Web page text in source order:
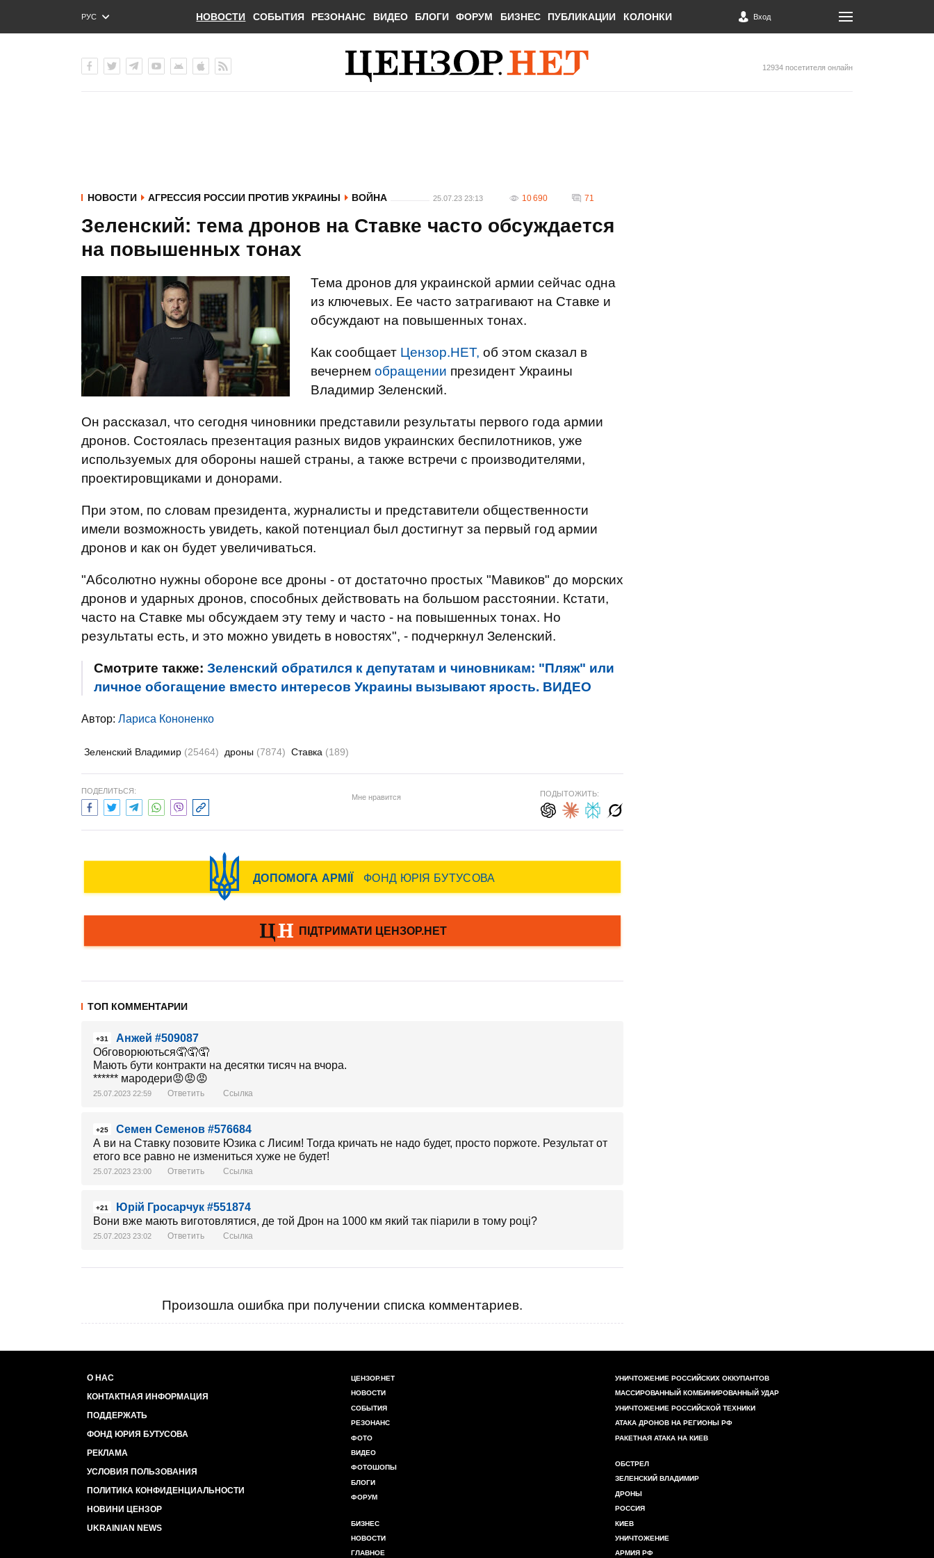
РУС
ENG
НОВОСТИ СОБЫТИЯ РЕЗОНАНС ВИДЕО БЛОГИ ФОРУМ БИЗНЕС ПУБЛИКАЦИИ КОЛОНКИ Вход
12934 посетителя онлайн
НОВОСТИ АГРЕССИЯ РОССИИ ПРОТИВ УКРАИНЫ ВОЙНА 25.07.23 23:13 10 690 71
Зеленский: тема дронов на Ставке часто обсуждается
на повышенных тонах
Тема дронов для украинской армии сейчас одна
из ключевых. Ее часто затрагивают на Ставке и
обсуждают на повышенных тонах.
Как сообщает Цензор.НЕТ, об этом сказал в
вечернем обращении президент Украины
Владимир Зеленский.
Он рассказал, что сегодня чиновники представили результаты первого года армии
дронов. Состоялась презентация разных видов украинских беспилотников, уже
используемых для обороны нашей страны, а также встречи с производителями,
проектировщиками и донорами.
При этом, по словам президента, журналисты и представители общественности
имели возможность увидеть, какой потенциал был достигнут за первый год армии
дронов и как он будет увеличиваться.
"Абсолютно нужны обороне все дроны - от достаточно простых "Мавиков" до морских
дронов и ударных дронов, способных действовать на большом расстоянии. Кстати,
часто на Ставке мы обсуждаем эту тему и часто - на повышенных тонах. Но
результаты есть, и это можно увидеть в новостях", - подчеркнул Зеленский.
Смотрите также: Зеленский обратился к депутатам и чиновникам: "Пляж" или
личное обогащение вместо интересов Украины вызывают ярость. ВИДЕО
Автор: Лариса Кононенко
Зеленский Владимир (25464) дроны (7874) Ставка (189)
ПОДЕЛИТЬСЯ:
Мне нравится ПОДЫТОЖИТЬ:
ТОП КОММЕНТАРИИ
+31
Анжей #509087
Обговорюються🤦🤦🤦
Мають бути контракти на десятки тисяч на вчора.
****** мародери😡😡😡
25.07.2023 22:59 Ответить Ссылка
+25
Семен Семенов #576684
А ви на Ставку позовите Юзика с Лисим! Тогда кричать не надо будет, просто поржоте. Результат от
етого все равно не измениться хуже не будет!
25.07.2023 23:00 Ответить Ссылка
+21
Юрій Гросарчук #551874
Вони вже мають виготовлятися, де той Дрон на 1000 км який так піарили в тому році?
25.07.2023 23:02 Ответить Ссылка
Произошла ошибка при получении списка комментариев.
О НАС
КОНТАКТНАЯ ИНФОРМАЦИЯ
ПОДДЕРЖАТЬ
ФОНД ЮРИЯ БУТУСОВА
РЕКЛАМА
УСЛОВИЯ ПОЛЬЗОВАНИЯ
ПОЛИТИКА КОНФИДЕНЦИАЛЬНОСТИ
НОВИНИ ЦЕНЗОР
UKRAINIAN NEWS
ЦЕНЗОР.НЕТ
НОВОСТИ
СОБЫТИЯ
РЕЗОНАНС
ФОТО
ВИДЕО
ФОТОШОПЫ
БЛОГИ
ФОРУМ
БИЗНЕС
НОВОСТИ
ГЛАВНОЕ
УНИЧТОЖЕНИЕ РОССИЙСКИХ ОККУПАНТОВ
МАССИРОВАННЫЙ КОМБИНИРОВАННЫЙ УДАР
УНИЧТОЖЕНИЕ РОССИЙСКОЙ ТЕХНИКИ
АТАКА ДРОНОВ НА РЕГИОНЫ РФ
РАКЕТНАЯ АТАКА НА КИЕВ
ОБСТРЕЛ
ЗЕЛЕНСКИЙ ВЛАДИМИР
ДРОНЫ
РОССИЯ
КИЕВ
УНИЧТОЖЕНИЕ
АРМИЯ РФ